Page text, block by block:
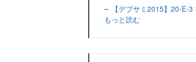
【デブサミ2015】20-
もっと読む